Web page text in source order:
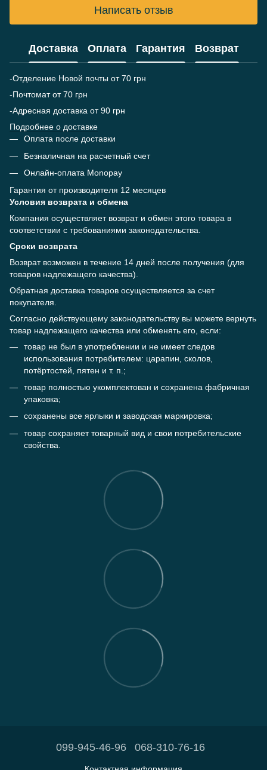
Написать отзыв
Доставка Оплата Гарантия Возврат
-Отделение Новой почты от 70 грн
-Почтомат от 70 грн
-Адресная доставка от 90 грн
Подробнее о доставке
Оплата после доставки
Безналичная на расчетный счет
Онлайн-оплата Monopay
Гарантия от производителя 12 месяцев
Условия возврата и обмена
Компания осуществляет возврат и обмен этого товара в
соответствии с требованиями законодательства.
Сроки возврата
Возврат возможен в течение 14 дней после получения (для
товаров надлежащего качества).
Обратная доставка товаров осуществляется за счет
покупателя.
Согласно действующему законодательству вы можете вернуть
товар надлежащего качества или обменять его, если:
товар не был в употреблении и не имеет следов
использования потребителем: царапин, сколов,
потёртостей, пятен и т. п.;
товар полностью укомплектован и сохранена фабричная
упаковка;
сохранены все ярлыки и заводская маркировка;
товар сохраняет товарный вид и свои потребительские
свойства.
099-945-46-96 068-310-76-16